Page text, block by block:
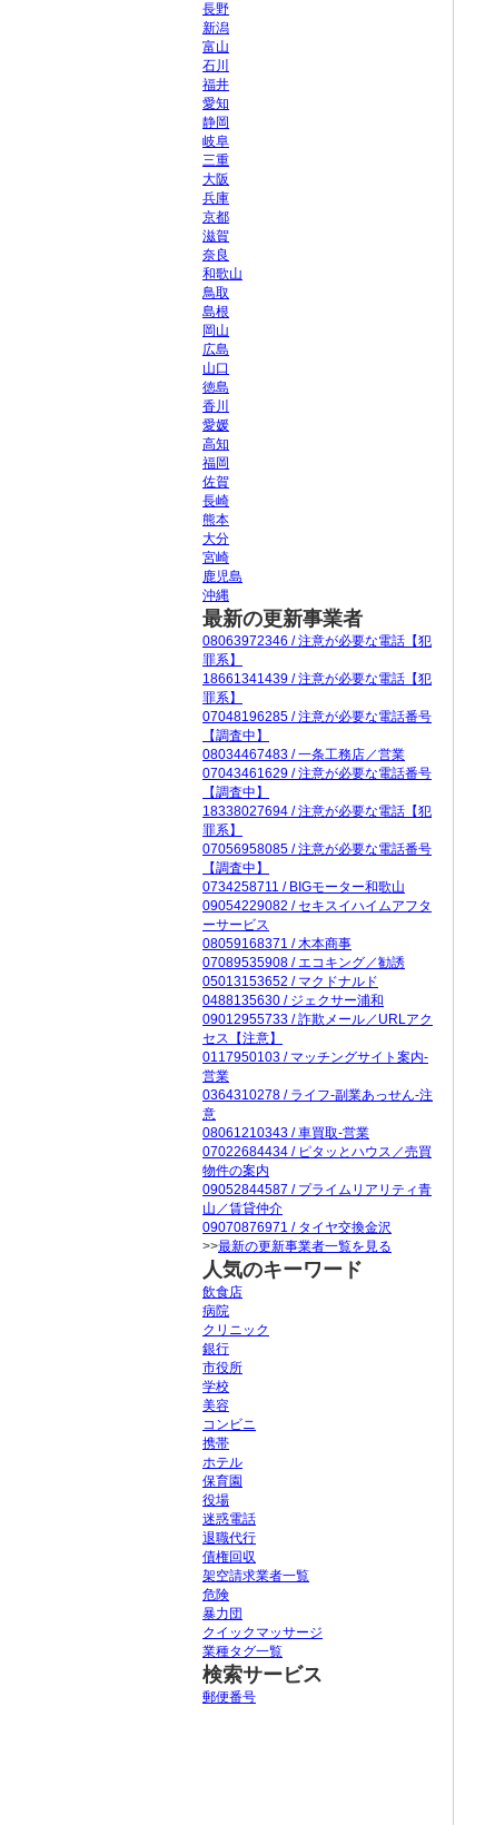
長野
新潟
富山
石川
福井
愛知
静岡
岐阜
三重
大阪
兵庫
京都
滋賀
奈良
和歌山
鳥取
島根
岡山
広島
山口
徳島
香川
愛媛
高知
福岡
佐賀
長崎
熊本
大分
宮崎
鹿児島
沖縄
最新の更新事業者
08063972346 / 注意が必要な電話【犯
罪系】
18661341439 / 注意が必要な電話【犯
罪系】
07048196285 / 注意が必要な電話番号
【調査中】
08034467483 / 一条工務店／営業
07043461629 / 注意が必要な電話番号
【調査中】
18338027694 / 注意が必要な電話【犯
罪系】
07056958085 / 注意が必要な電話番号
【調査中】
0734258711 / BIGモーター和歌山
09054229082 / セキスイハイムアフタ
ーサービス
08059168371 / 木本商事
07089535908 / エコキング／勧誘
05013153652 / マクドナルド
0488135630 / ジェクサー浦和
09012955733 / 詐欺メール／URLアク
セス【注意】
0117950103 / マッチングサイト案内-
営業
0364310278 / ライフ-副業あっせん-注
意
08061210343 / 車買取-営業
07022684434 / ピタッとハウス／売買
物件の案内
09052844587 / プライムリアリティ青
山／賃貸仲介
09070876971 / タイヤ交換金沢
>>最新の更新事業者一覧を見る
人気のキーワード
飲食店
病院
クリニック
銀行
市役所
学校
美容
コンビニ
携帯
ホテル
保育園
役場
迷惑電話
退職代行
債権回収
架空請求業者一覧
危険
暴力団
クイックマッサージ
業種タグ一覧
検索サービス
郵便番号